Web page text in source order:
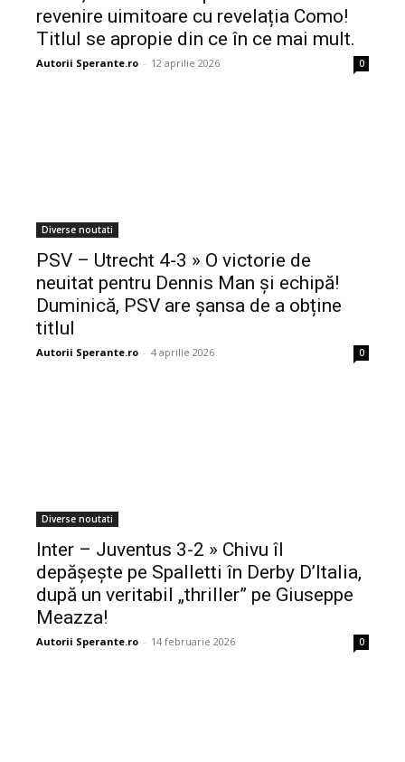
revenire uimitoare cu revelația Como!
Titlul se apropie din ce în ce mai mult.
Autorii Sperante.ro - 12 aprilie 2026 0
Diverse noutati
PSV – Utrecht 4-3 » O victorie de
neuitat pentru Dennis Man și echipă!
Duminică, PSV are șansa de a obține
titlul
Autorii Sperante.ro - 4 aprilie 2026 0
Diverse noutati
Inter – Juventus 3-2 » Chivu îl
depășește pe Spalletti în Derby D’Italia,
după un veritabil „thriller” pe Giuseppe
Meazza!
Autorii Sperante.ro - 14 februarie 2026 0